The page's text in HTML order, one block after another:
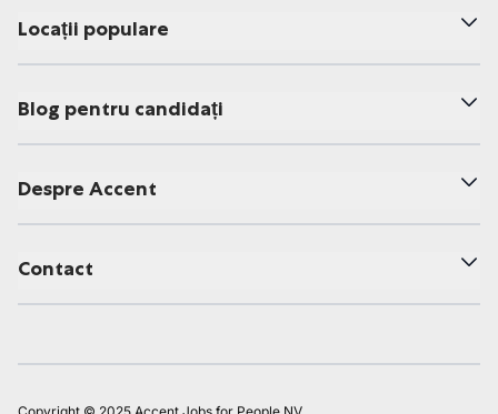
Locații populare
Blog pentru candidați
Despre Accent
Contact